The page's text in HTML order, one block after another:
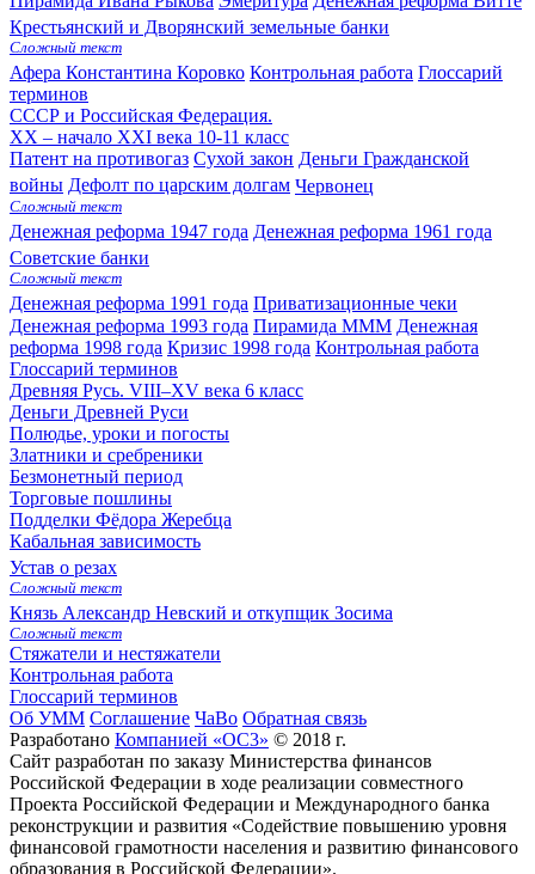
Крестьянский и Дворянский земельные банки
Сложный текст
Афера Константина Коровко Контрольная работа Глоссарий
терминов
СССР и Российская Федерация.
XX – начало XXI века 10-11 класс
Патент на противогаз Сухой закон Деньги Гражданской
войны Дефолт по царским долгам Червонец
Сложный текст
Денежная реформа 1947 года Денежная реформа 1961 года
Советские банки
Сложный текст
Денежная реформа 1991 года Приватизационные чеки
Денежная реформа 1993 года Пирамида МММ Денежная
реформа 1998 года Кризис 1998 года Контрольная работа
Глоссарий терминов
Древняя Русь. VIII–XV века 6 класс
Деньги Древней Руси
Полюдье, уроки и погосты
Златники и сребреники
Безмонетный период
Торговые пошлины
Подделки Фёдора Жеребца
Кабальная зависимость
Устав о резах
Сложный текст
Князь Александр Невский и откупщик Зосима
Сложный текст
Стяжатели и нестяжатели
Контрольная работа
Глоссарий терминов
Об УММ Соглашение ЧаВо Обратная связь
Разработано Компанией «ОС3» © 2018 г.
Сайт разработан по заказу Министерства финансов
Российской Федерации в ходе реализации совместного
Проекта Российской Федерации и Международного банка
реконструкции и развития «Содействие повышению уровня
финансовой грамотности населения и развитию финансового
образования в Российской Федерации».